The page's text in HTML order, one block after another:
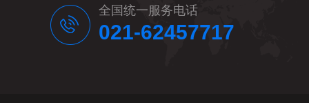
全国统一服务电话
021-62457717